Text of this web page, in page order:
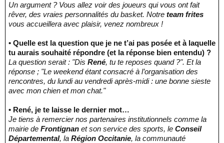
Un argument ? Vous allez voir des joueurs qui vous ont fait
rêver, des vraies personnalités du basket. Notre team frites
vous accueillera avec plaisir, venez nombreux !
• Quelle est la question que je ne t’ai pas posée et à laquelle
tu aurais souhaité répondre (et la réponse bien entendu) ?
La question serait : "Dis René, tu te reposes quand ?". Et la
réponse ; "Le weekend étant consacré à l’organisation des
rencontres, du lundi au vendredi après-midi : une bonne sieste
avec mon chien et mon chat."
• René, je te laisse le dernier mot…
Je tiens à remercier nos partenaires institutionnels comme la
mairie de Frontignan et son service des sports, le Conseil
Départemental, la Région Occitanie, la communauté